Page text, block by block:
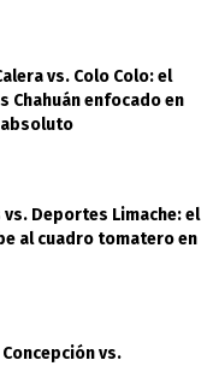
vs. Colo Colo: el
Chahuán enfocado en
Deportes Limache: el
al cuadro tomatero en
vs.